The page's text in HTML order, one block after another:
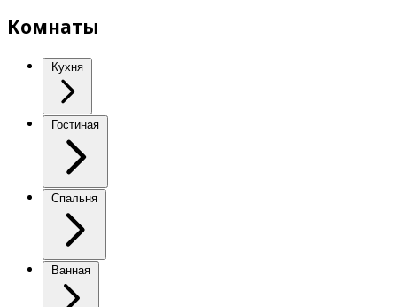
Комнаты
Кухня
Гостиная
Спальня
Ванная